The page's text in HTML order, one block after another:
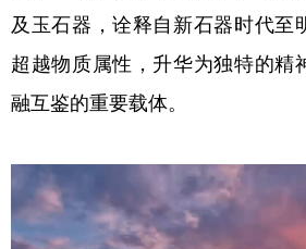
多语种频道
English Español
Deutsch Português
及玉石器，诠释自新石器时代至
超越物质属性，升华为独特的精
融互鉴的重要载体。